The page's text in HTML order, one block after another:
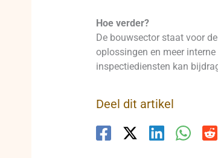
Hoe verder?
De bouwsector staat voor
oplossingen en meer
inspectiediensten kan
Deel dit artikel